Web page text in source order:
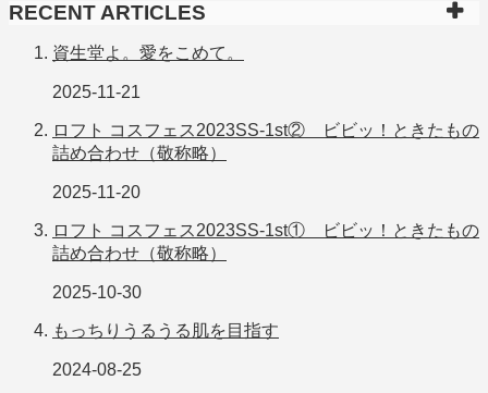
RECENT ARTICLES
資生堂よ。愛をこめて。
2025-11-21
ロフト コスフェス2023SS-1st② ビビッ！ときたもの
詰め合わせ（敬称略）
2025-11-20
ロフト コスフェス2023SS-1st① ビビッ！ときたもの
詰め合わせ（敬称略）
2025-10-30
もっちりうるうる肌を目指す
2024-08-25